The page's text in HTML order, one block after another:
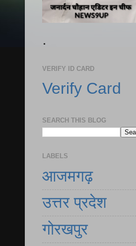
.
VERIFY ID CARD
Verify Card
SEARCH THIS BLOG
LABELS
आजमगढ़
उत्तर प्रदेश
गोरखपुर